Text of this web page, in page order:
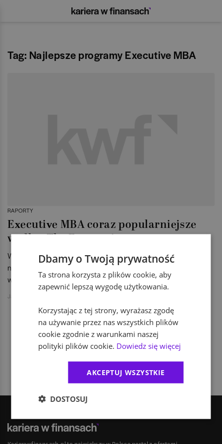
Tag: Najlepsze programy Executive MBA
RAPORTY
Executive MBA coraz popularniejsze
według The Economist
W rankingu The Economist - 2013 Executive MBA Ranking -
najlepszy okazał się program Kellogg School of Management
w połączeniu z kanadyjską uczelnią Schulich.
Jakub Jański
1
Dbamy o Twoją prywatność
Ta strona korzysta z plików cookie, aby
zapewnić lepszą wygodę użytkowania.
Korzystając z tej strony, wyrażasz zgodę
na używanie przez nas wszystkich plików
cookie zgodnie z warunkami naszej
polityki plików cookie. Dowiedz się więcej
AKCEPTUJ WSZYSTKIE
DOSTOSUJ